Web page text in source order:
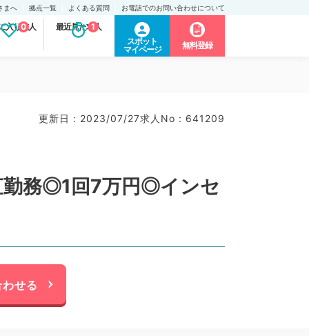
まへ 拠点一覧 よくある質問 お電話でのお問い合わせについて
入り求人
0 最近見た求人
1
スポット
マイページ
無料登録
更新日 : 2023/07/27求人No : 641209
勤務◎1回7万円◎インセ
せる